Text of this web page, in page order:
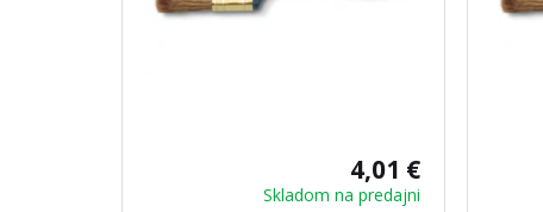
4,01 €
Skladom na predajni